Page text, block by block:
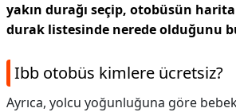
yakın durağı seçip, otobüsün
durak listesinde nerede olduğunu
Ibb otobüs kimlere ücretsiz?
Ayrıca, yolcu yoğunluğuna göre bebek